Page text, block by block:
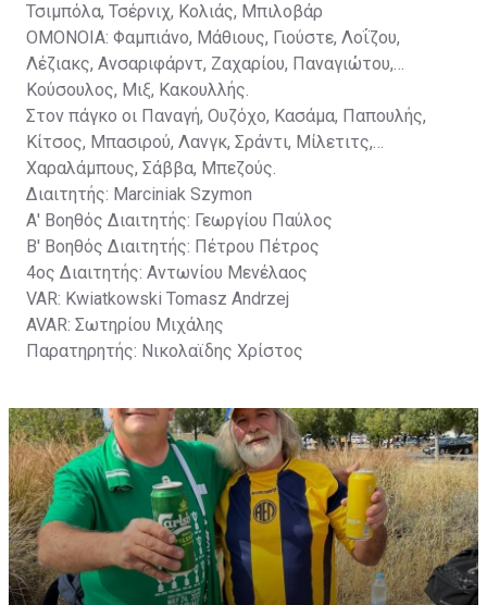
Τσιμπόλα, Τσέρνιχ, Κολιάς, Μπιλοβάρ
OMONOIA: Φαμπιάνο, Μάθιους, Γιούστε, Λοΐζου,
Λέζιακς, Ανσαριφάρντ, Ζαχαρίου, Παναγιώτου,
Κούσουλος, Μιξ, Κακουλλής.
Στον πάγκο οι Παναγή, Ουζόχο, Κασάμα, Παπουλής,
Κίτσος, Μπασιρού, Λανγκ, Σράντι, Μίλετιτς,
Χαραλάμπους, Σάββα, Μπεζούς.
Διαιτητής: Marciniak Szymon
Α' Βοηθός Διαιτητής: Γεωργίου Παύλος
Β' Βοηθός Διαιτητής: Πέτρου Πέτρος
4ος Διαιτητής: Αντωνίου Μενέλαος
VAR: Kwiatkowski Tomasz Andrzej
AVAR: Σωτηρίου Μιχάλης
Παρατηρητής: Νικολαϊδης Χρίστος